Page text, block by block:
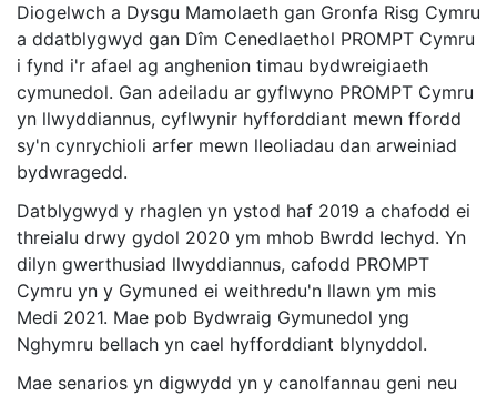
Diogelwch a Dysgu Mamolaeth gan Gronfa Risg Cymru
a ddatblygwyd gan Dîm Cenedlaethol PROMPT Cymru
i fynd i'r afael ag anghenion timau bydwreigiaeth
cymunedol. Gan adeiladu ar gyflwyno PROMPT Cymru
yn llwyddiannus, cyflwynir hyfforddiant mewn ffordd
sy'n cynrychioli arfer mewn lleoliadau dan arweiniad
bydwragedd.
Datblygwyd y rhaglen yn ystod haf 2019 a chafodd ei
threialu drwy gydol 2020 ym mhob Bwrdd Iechyd. Yn
dilyn gwerthusiad llwyddiannus, cafodd PROMPT
Cymru yn y Gymuned ei weithredu'n llawn ym mis
Medi 2021. Mae pob Bydwraig Gymunedol yng
Nghymru bellach yn cael hyfforddiant blynyddol.
Mae senarios yn digwydd yn y canolfannau geni neu